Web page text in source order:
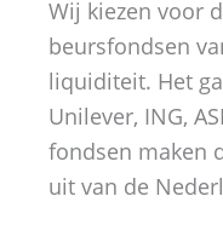
Wij kiezen voor
beursfondsen
liquiditeit. Het
Unilever, ING,
fondsen maken
uit van de